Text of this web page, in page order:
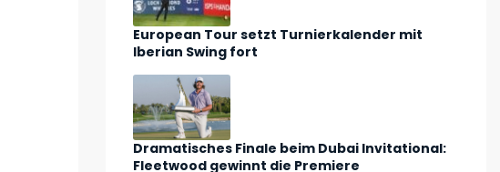
European Tour setzt Turnierkalender mit
Iberian Swing fort
Dramatisches Finale beim Dubai Invitational:
Fleetwood gewinnt die Premiere